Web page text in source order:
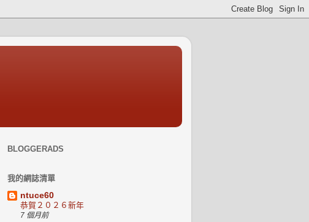
BLOGGERADS
我的網誌清單
ntuce60
恭賀２０２６新年
7 個月前